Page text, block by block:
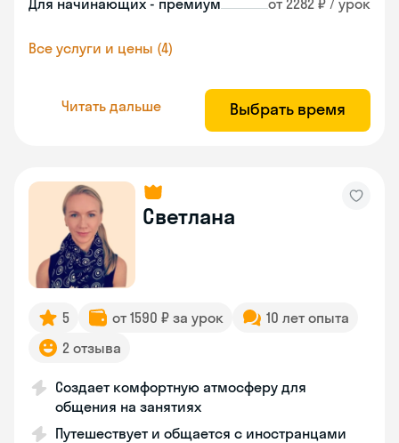
Для начинающих - премиум от 2282 ₽ / урок
Все услуги и цены (4)
Читать дальше Выбрать время
Светлана
5 от 1590 ₽ за урок
10 лет опыта
2 отзыва
Создает комфортную атмосферу для
общения на занятиях
Путешествует и общается с иностранцами